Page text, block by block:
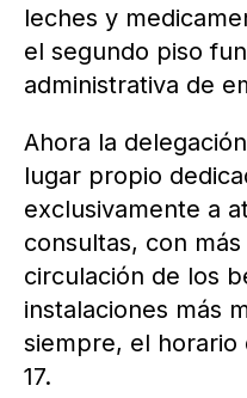
leches y
el segundo piso
administrativa de
Ahora la
lugar propio
exclusivamente a
consultas, con
circulación de los
instalaciones más
siempre, el horario
17.